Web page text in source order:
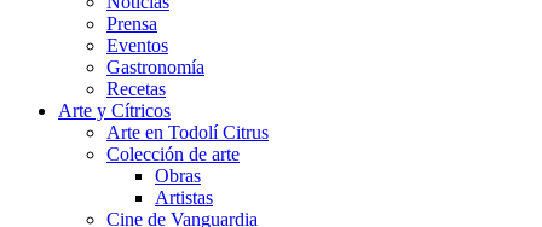
Prensa
Eventos
Gastronomía
Recetas
Arte y Cítricos
Arte en Todolí Citrus
Colección de arte
Obras
Artistas
Cine de Vanguardia